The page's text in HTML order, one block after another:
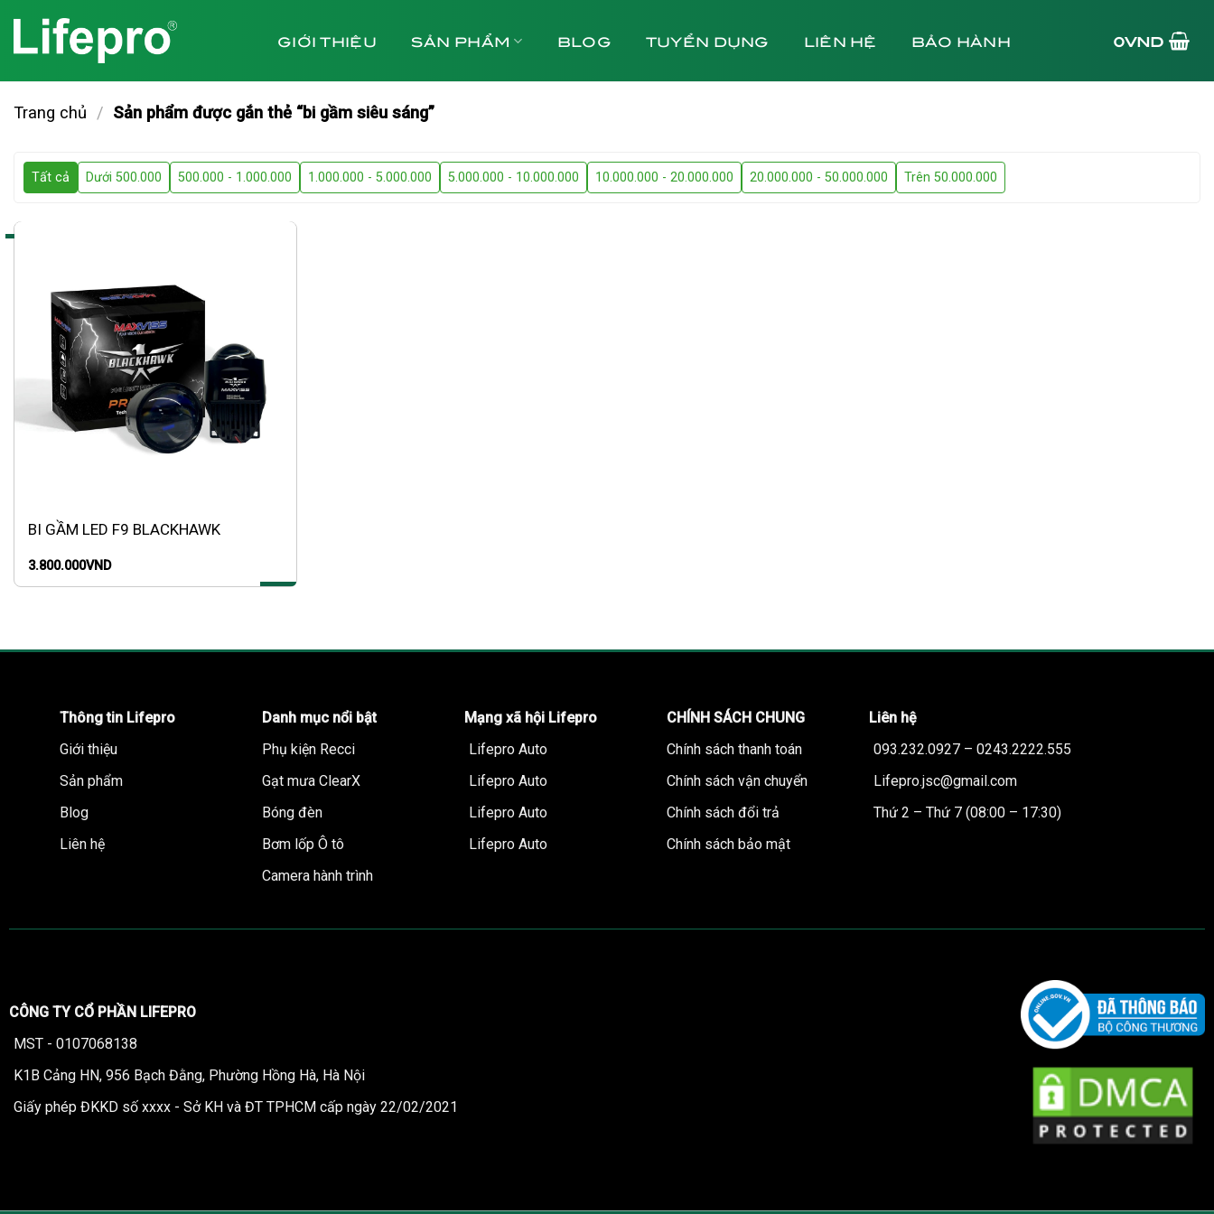
nội
dung
GIỚI THIỆU SẢN PHẨM BLOG TUYỂN DỤNG LIÊN HỆ BẢO HÀNH 0VND
Trang chủ / Sản phẩm được gắn thẻ “bi gầm siêu sáng”
Tất cả Dưới 500.000 500.000 - 1.000.000 1.000.000 - 5.000.000 5.000.000 - 10.000.000 10.000.000 - 20.000.000 20.000.000 - 50.000.000 Trên 50.000.000
BI GẦM LED F9 BLACKHAWK
3.800.000VND
Thông tin Lifepro
Giới thiệu
Sản phẩm
Blog
Liên hệ
Danh mục nổi bật
Phụ kiện Recci
Gạt mưa ClearX
Bóng đèn
Bơm lốp Ô tô
Camera hành trình
Mạng xã hội Lifepro
Lifepro Auto
Lifepro Auto
Lifepro Auto
Lifepro Auto
CHÍNH SÁCH CHUNG
Chính sách thanh toán
Chính sách vận chuyển
Chính sách đổi trả
Chính sách bảo mật
Liên hệ
093.232.0927 – 0243.2222.555
Lifepro.jsc@gmail.com
Thứ 2 – Thứ 7 (08:00 – 17:30)
CÔNG TY CỔ PHẦN LIFEPRO
MST - 0107068138
K1B Cảng HN, 956 Bạch Đằng, Phường Hồng Hà, Hà Nội
Giấy phép ĐKKD số xxxx - Sở KH và ĐT TPHCM cấp ngày 22/02/2021